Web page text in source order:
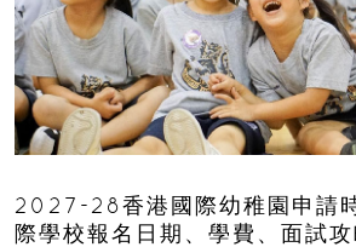
2027-28香港國際幼稚園申請
際學校報名日期、學費、面試攻